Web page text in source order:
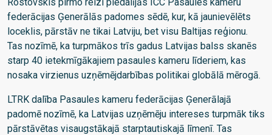
federācijas Ģenerālās padomes sēdē, kur, kā jaunievēlēts
loceklis, pārstāv ne tikai Latviju, bet visu Baltijas reģionu.
Tas nozīmē, ka turpmākos trīs gadus Latvijas balss skanēs
starp 40 ietekmīgākajiem pasaules kameru līderiem, kas
nosaka virzienus uzņēmējdarbības politikai globālā mērogā.
LTRK dalība Pasaules kameru federācijas Ģenerālajā
padomē nozīmē, ka Latvijas uzņēmēju intereses turpmāk tiks
pārstāvētas visaugstākajā starptautiskajā līmenī. Tas